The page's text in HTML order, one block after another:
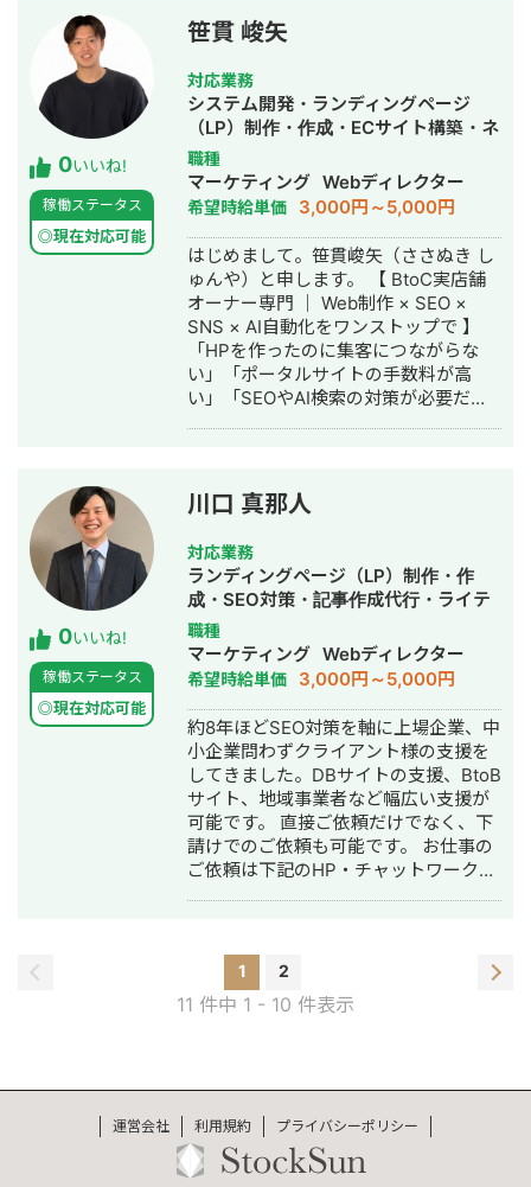
す。 データに連動して数値を改善して
いくアプローチでは90%以上の再現性
があります（期間限定キャンペーン、
アプリ無料登録など一部除く）。 経験
業種：EC通販系、学習塾、クリニッ
ク、工務店、歯科、英会話、留学、
WEB3.0、アパレル、士業、ブライダ
ル、人材、事務用品、工具、BtoB系な
ど ■独自性はWEB広告×GA4解析×独
自データ基盤（Tableau / Looker
Studio / BigQuery）で数値を徹底監視
して、ユーザー行動/心理に基づく
PDCAを素早く実行していることで
す。 最近はAI時代で、クリエイティブ
を①背景②素材③キャッチコピーに
分けて量産して、静止画、動画を顧客
の規定に合わせて高速でA/Bテスト行
い、成果改善につなげる実績も出し始
て独立。 業務委託歴：博報堂、富士
通、ゼビオ、EPARKなど10社以上 講師
歴：新潟大学EC特別講座、オンライン
サロン(2000人)広告講座など 海外カン
ファレンス：Tableauカンファレン
ス、ADVERTISING WEEK、SMX、
Pubcon ■BIツールTableauなどによる
KPIダッシュボード、データ基盤構築、
レポート+分析提案、自動化支援も行っ
ています。全顧客に対して、完全自動
化で前日までの流入、CVの数値がすぐ
分かるようにしています。 ■外注者、
パートナーは常に探しているので、提
携できる方のご連絡も大歓迎です！！
0いいね!
稼働ステータス
◎現在対応可能
笹貫 峻矢
対応業務
システム開発・ランディングページ
（LP）制作・作成・ECサイト構築・ネ
ットショップ作成代行・SEO対策・
SNS運用代行・ホームページ制作・作
成・リスティング広告運用代行・オウ
ンドメディア制作・構築・運用代行・
AI活用
職種
マーケティング Webディレクター
希望時給単価 3,000円～5,000円
はじめまして。笹貫峻矢（ささぬき し
ゅんや）と申します。 【 BtoC実店舗
オーナー専門 ｜ Web制作 × SEO ×
SNS × AI自動化をワンストップで 】
「HPを作ったのに集客につながらな
い」「ポータルサイトの手数料が高
い」「SEOやAI検索の対策が必要だと
スタジオ・飲食店などの実店舗オーナ
ーを専門に、集客が回る仕組みをまる
ごと構築しています。 ■ 選ばれる理
由：数字が証明する成果 ① HP経由売
上が初月で1.5倍に増加（広告費ゼロ）
② Google検索1位・AI検索
（ChatGPT/Gemini）でも1位を獲得
③ 5拠点すべてで同時に上位表示（訪
問者数 最大+194%） ④ SNS運用でゼ
ロから4ヶ月で売上300万円（EC事
業） ⑤ SNS運用で1ヶ月で問い合わせ
数2〜3倍（クルーズ体験事業） ⑥
Webサイト制作実績30件以上 ■ 私に
しかできない3つの独自強み 【強み
①】他社が断る案件を実現する開発力
「こんな機能は無理」と言われたご相
談、大歓迎です。照明連動システム・
3D店内ビュー・AIチャットボットな
納品後に紹介案件が増加した実績があ
ります。 【強み②】自社開発のAIシス
テムで圧倒的なコスパと速度 ・SEO記
応可能。GoogleガイドラインとAI検索
運用システム：24時間365日稼働。年
365回の改善サイクル（一般的な代行
の約30倍のスピード）。 【強み③】
0いいね!
稼働ステータス
◎現在対応可能
川口 真那人
対応業務
ランディングページ（LP）制作・作
成・SEO対策・記事作成代行・ライテ
ィング・ホームページ制作・作成・オ
ウンドメディア制作・構築・運用代
行・AI活用
職種
マーケティング Webディレクター
希望時給単価 3,000円～5,000円
約8年ほどSEO対策を軸に上場企業、中
小企業問わずクライアント様の支援を
してきました。DBサイトの支援、BtoB
サイト、地域事業者など幅広い支援が
可能です。 直接ご依頼だけでなく、下
請けでのご依頼も可能です。 お仕事の
ご依頼は下記のHP・チャットワーク・
140%に増加 ・前年比購入CV数200％
に増加 ■Saas ・リード獲得数前年同
月比140％に増加 ・前年比検索経由ア
「県名 歯医者」「県名 歯科」3位、
「都市名 歯科」「都市名 歯科」1位獲
得 ・前年比検索経由アクセス数140%
1 2
11 件中 1 - 10 件表示
運営会社 利用規約 プライバシーポリシー